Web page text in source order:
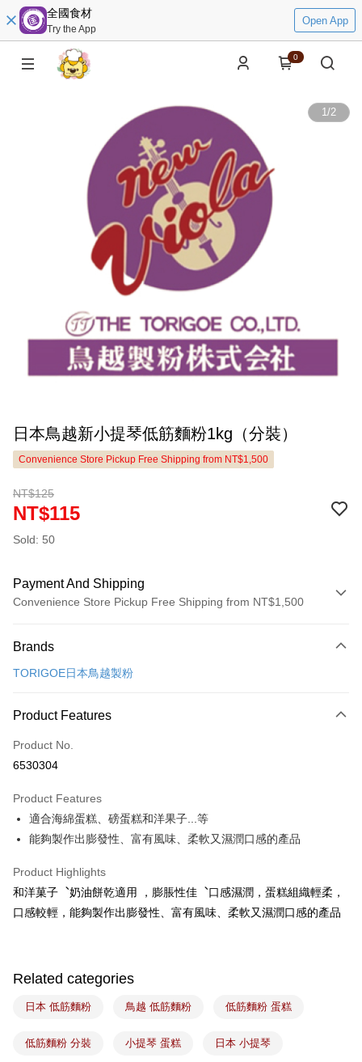
全國食材
Try the App
Open App
0
1/2
日本鳥越新小提琴低筋麵粉1kg（分裝）
Convenience Store Pickup Free Shipping from NT$1,500
NT$125
NT$115
Sold: 50
Payment And Shipping
Convenience Store Pickup Free Shipping from NT$1,500
Credit Card (Full Payment)
Apple Pay
Easy Wallet
Google Pay
Plus Pay
ATM Transfer
Shipping Method
7-11取貨(5kg以內，尺寸不超過90cm)
NT$100/order | Free shipping on orders of NT$1,500 or more
付款後門市自取
Brands
TORIGOE日本鳥越製粉
Product Features
Product No.
6530304
Product Features
適合海綿蛋糕、磅蛋糕和洋果子...等
能夠製作出膨發性、富有風味、柔軟又濕潤口感的產品
Product Highlights
和洋菓子︑奶油餅乾適用 ，膨脹性佳︑口感濕潤，蛋糕組織輕柔，
口感較輕，能夠製作出膨發性、富有風味、柔軟又濕潤口感的產品
Related categories
日本 低筋麵粉 鳥越 低筋麵粉 低筋麵粉 蛋糕
低筋麵粉 分裝 小提琴 蛋糕 日本 小提琴